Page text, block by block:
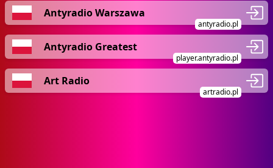
Antyradio Warszawa
antyradio.pl
Antyradio Greatest
player.antyradio.pl
Art Radio
artradio.pl